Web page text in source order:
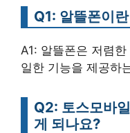
Q1: 알뜰폰이
A1: 알뜰폰은 저렴
일한 기능을 제공하
Q2: 토스모바
게 되나요?